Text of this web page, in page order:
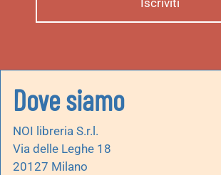
Dove siamo
NOI libreria S.r.l.
Via delle Leghe 18
20127 Milano